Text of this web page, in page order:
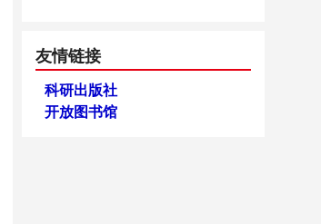
友情链接
科研出版社
开放图书馆